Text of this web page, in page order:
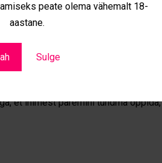
peate olema vähemalt 18-
aastane.
Sulge
leiad kindlasti kellegi, kes sind
et inimest paremini tundma õppida,